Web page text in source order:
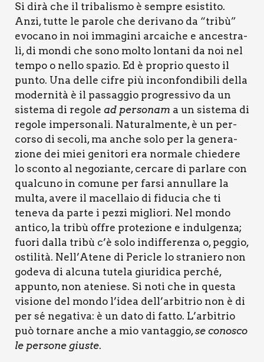
Si dirà che il tri­ba­li­smo è sem­pre esi­sti­to.
Anzi, tut­te le paro­le che deri­va­no da “tri­bù”
evo­ca­no in noi imma­gi­ni arcai­che e ance­stra­
li, di mon­di che sono mol­to lon­ta­ni da noi nel
tem­po o nel­lo spa­zio. Ed è pro­prio que­sto il
pun­to. Una del­le cifre più incon­fon­di­bi­li del­la
moder­ni­tà è il pas­sag­gio pro­gres­si­vo da un
siste­ma di rego­le ad per­so­nam a un siste­ma di
rego­le imper­so­na­li. Natu­ral­men­te, è un per­
cor­so di seco­li, ma anche solo per la gene­ra­
zio­ne dei miei geni­to­ri era nor­ma­le chie­de­re
lo scon­to al nego­zian­te, cer­ca­re di par­la­re con
qual­cu­no in comu­ne per far­si annul­la­re la
mul­ta, ave­re il macel­la­io di fidu­cia che ti
tene­va da par­te i pez­zi miglio­ri. Nel mon­do
anti­co, la tri­bù offre pro­te­zio­ne e indul­gen­za;
fuo­ri dal­la tri­bù c’è solo indif­fe­ren­za o, peg­gio,
osti­li­tà. Nell’Atene di Peri­cle lo stra­nie­ro non
gode­va di alcu­na tute­la giu­ri­di­ca per­ché,
appun­to, non ate­nie­se. Si noti che in que­sta
visio­ne del mon­do l’idea dell’arbitrio non è di
per sé nega­ti­va: è un dato di fat­to. L’arbitrio
può tor­na­re anche a mio van­tag­gio,se cono­sco
le per­so­ne giu­ste.